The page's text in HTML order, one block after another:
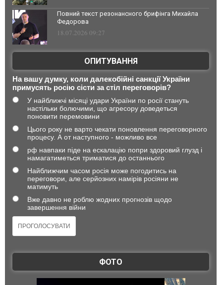
Повний текст резонансного брифінга Михайла
Федорова
18.07.2026 09:27
ОПИТУВАННЯ
На вашу думку, коли далекобійні санкції України
примусять росію сісти за стіл переговорів?
У найближчі місяці удари України по росії стануть
настільки болючими, що агресору доведеться
поновити перемовини
Цього року не варто чекати поновлення переговорного
процесу. А от наступного - можливо все
рф навпаки піде на ескалацію попри здоровий глузд і
намагатиметься триматися до останнього
Найближчим часом росія може погодитись на
переговори, але серйозних намірів росіяни не
матимуть
Вже давно не роблю жодних прогнозів щодо
завершення війни
ФОТО